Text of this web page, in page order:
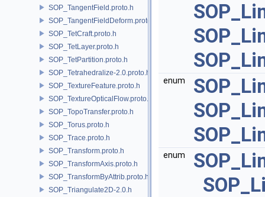
SOP_TangentField.proto.h
SOP_TangentFieldDeform.proto.h
SOP_TetCraft.proto.h
SOP_TetLayer.proto.h
SOP_TetPartition.proto.h
SOP_Tetrahedralize-2.0.proto.h
SOP_TextureFeature.proto.h
SOP_TextureOpticalFlow.proto.h
SOP_TopoTransfer.proto.h
SOP_Torus.proto.h
SOP_Trace.proto.h
SOP_Transform.proto.h
SOP_TransformAxis.proto.h
SOP_TransformByAttrib.proto.h
SOP_Triangulate2D-2.0.h
enum
enum